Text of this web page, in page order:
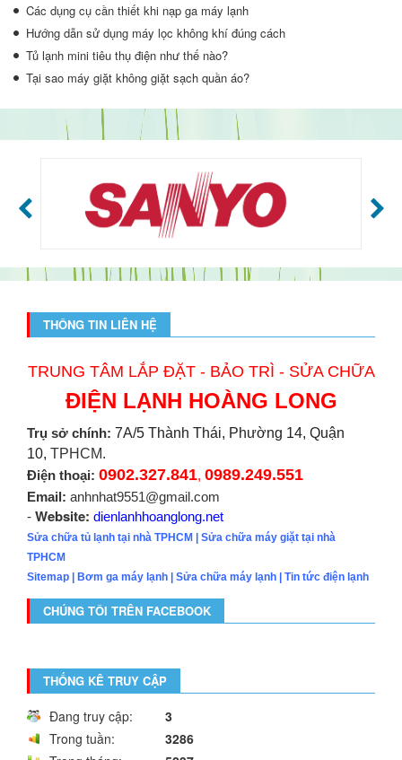
Các dụng cụ cần thiết khi nạp ga máy lạnh
Hướng dẫn sử dụng máy lọc không khí đúng cách
Tủ lạnh mini tiêu thụ điện như thế nào?
Tại sao máy giặt không giặt sạch quần áo?
THÔNG TIN LIÊN HỆ
TRUNG TÂM LẮP ĐẶT - BẢO TRÌ - SỬA CHỮA
ĐIỆN LẠNH HOÀNG LONG
Trụ sở chính: 7A/5 Thành Thái, Phường 14, Quận
10, TPHCM.
Điện thoại: 0902.327.841, 0989.249.551
Email: anhnhat9551@gmail.com
- Website: dienlanhhoanglong.net
Sửa chữa tủ lạnh tại nhà TPHCM | Sửa chữa máy giặt tại nhà
TPHCM
Sitemap | Bơm ga máy lạnh | Sửa chữa máy lạnh | Tin tức điện lạnh
CHÚNG TÔI TRÊN FACEBOOK
THỐNG KÊ TRUY CẬP
Đang truy cập:
3
Trong tuần:
3286